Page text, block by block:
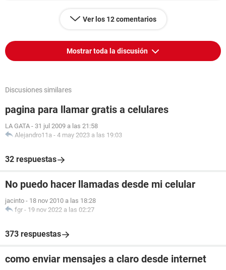
Ver los 12 comentarios
Mostrar toda la discusión
Discusiones similares
pagina para llamar gratis a celulares
LA GATA - 31 jul 2009 a las 21:58
Alejandro11a - 4 may 2023 a las 19:03
32 respuestas
No puedo hacer llamadas desde mi celular
jacinto - 18 nov 2010 a las 18:28
fgr - 19 nov 2022 a las 02:27
373 respuestas
como enviar mensajes a claro desde internet